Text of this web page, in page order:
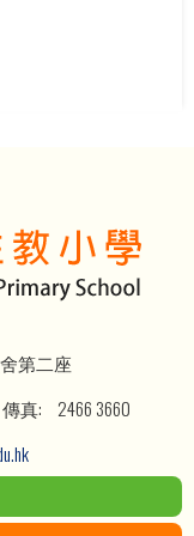
第二座
傳真:
2466 3660